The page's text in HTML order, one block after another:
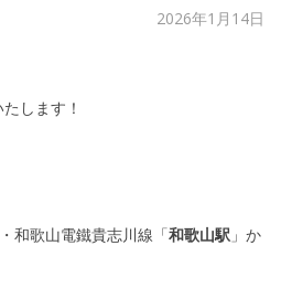
2026年1月14日
します！
和歌山電鐵貴志川線「和歌山駅 」か